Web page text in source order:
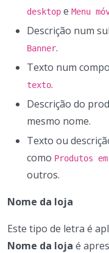
desktop e Menu
Descrição num
Banner.
Texto num
texto.
Descrição do
mesmo nome.
Texto ou
como Produtos
outros.
Nome da loja
Este tipo de letra é
Nome da loja é